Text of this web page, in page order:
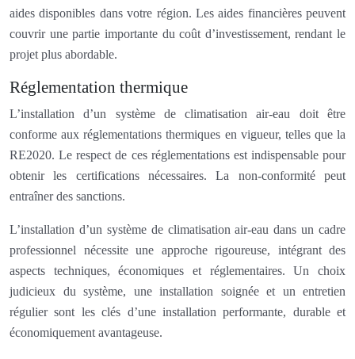
aides disponibles dans votre région. Les aides financières peuvent
couvrir une partie importante du coût d’investissement, rendant le
projet plus abordable.
Réglementation thermique
L’installation d’un système de climatisation air-eau doit être
conforme aux réglementations thermiques en vigueur, telles que la
RE2020. Le respect de ces réglementations est indispensable pour
obtenir les certifications nécessaires. La non-conformité peut
entraîner des sanctions.
L’installation d’un système de climatisation air-eau dans un cadre
professionnel nécessite une approche rigoureuse, intégrant des
aspects techniques, économiques et réglementaires. Un choix
judicieux du système, une installation soignée et un entretien
régulier sont les clés d’une installation performante, durable et
économiquement avantageuse.